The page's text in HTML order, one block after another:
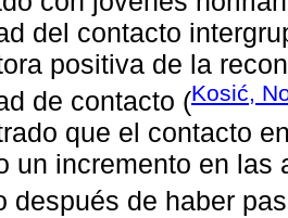
del contacto
positiva de la
de contacto (Kosić,
que el contacto
un incremento en
después de haber